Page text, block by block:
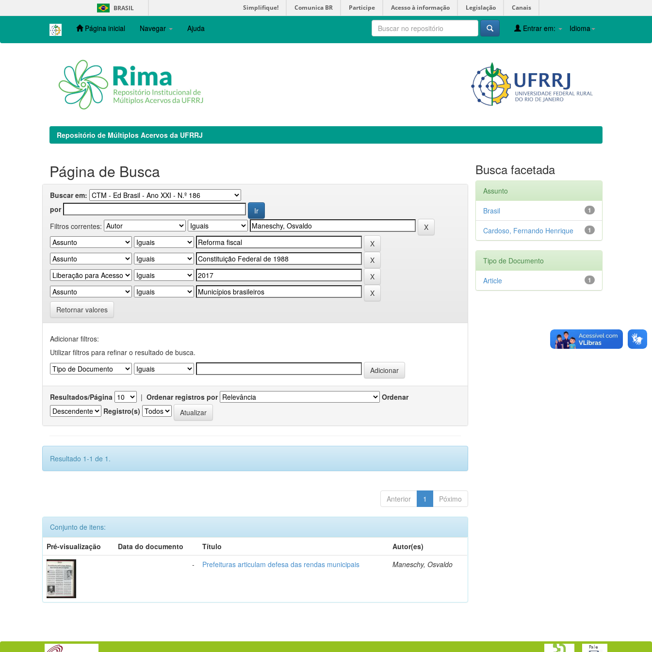
navigation
BRASIL Simplifique! Comunica BR Participe Acesso à informação Legislação Canais
Página inicial Navegar Ajuda Idioma
Entrar em:
Repositório de Múltiplos Acervos da UFRRJ
Página de Busca
Buscar em:
por
Filtros correntes:
Retornar valores
Adicionar filtros:
Utilizar filtros para refinar o resultado de busca.
Resultados/Página | Ordenar registros por
Ordenar
Registro(s)
Resultado 1-1 de 1.
Anterior 1 Póximo
Conjunto de itens:
Pré-visualização
Data do documento Título
Autor(es)
-
Prefeituras articulam defesa das rendas municipais Maneschy, Osvaldo
Busca facetada
Assunto
1
Brasil
1
Cardoso, Fernando Henrique
Tipo de Documento
1
Article